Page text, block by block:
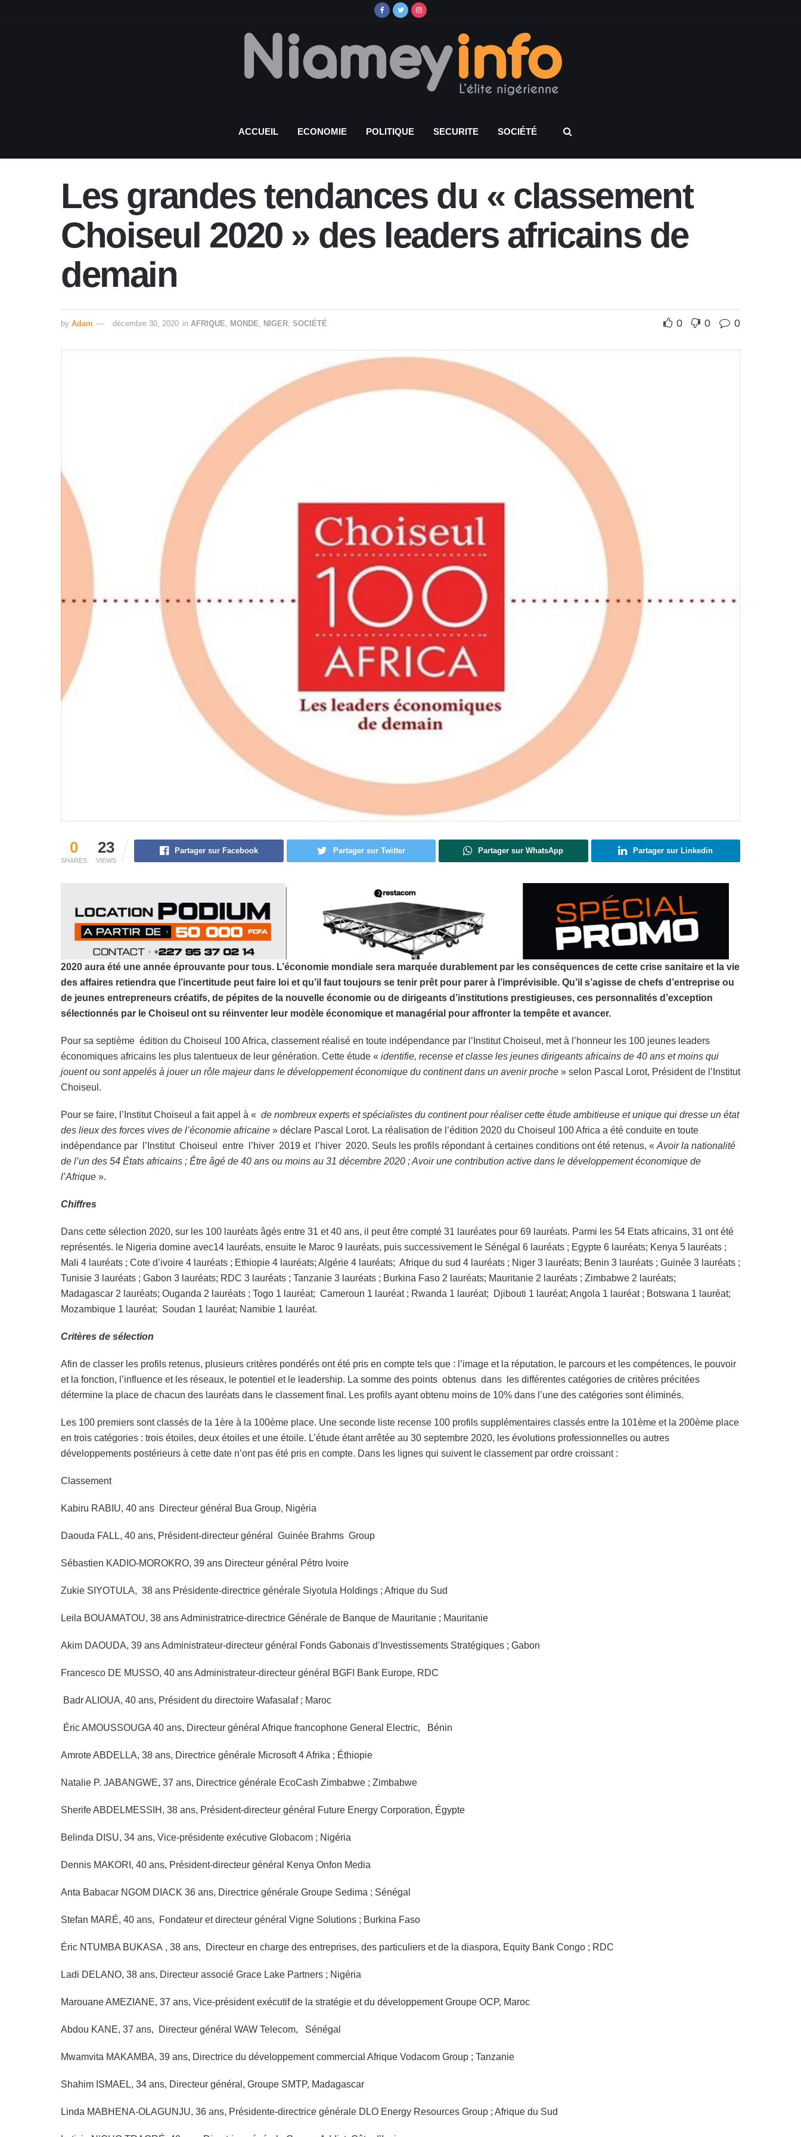
ACCUEIL ECONOMIE POLITIQUE SECURITE SOCIÉTÉ
Les grandes tendances du « classement
Choiseul 2020 » des leaders africains de
demain
by Adam décembre 30, 2020 in AFRIQUE, MONDE, NIGER, SOCIÉTÉ 0 0 0
0
SHARES
23
VIEWS
Partager sur Facebook Partager sur Twitter Partager sur WhatsApp Partager sur Linkedin
2020 aura été une année éprouvante pour tous. L’économie mondiale sera marquée durablement par les conséquences de cette crise sanitaire et la vie
des affaires retiendra que l’incertitude peut faire loi et qu’il faut toujours se tenir prêt pour parer à l’imprévisible. Qu’il s’agisse de chefs d’entreprise ou
de jeunes entrepreneurs créatifs, de pépites de la nouvelle économie ou de dirigeants d’institutions prestigieuses, ces personnalités d’exception
sélectionnés par le Choiseul ont su réinventer leur modèle économique et managérial pour affronter la tempête et avancer.
Pour sa septième édition du Choiseul 100 Africa, classement réalisé en toute indépendance par l’Institut Choiseul, met à l’honneur les 100 jeunes leaders
économiques africains les plus talentueux de leur génération. Cette étude « identifie, recense et classe les jeunes dirigeants africains de 40 ans et moins qui
jouent ou sont appelés à jouer un rôle majeur dans le développement économique du continent dans un avenir proche » selon Pascal Lorot, Président de l’Institut
Choiseul.
Pour se faire, l’Institut Choiseul a fait appel à « de nombreux experts et spécialistes du continent pour réaliser cette étude ambitieuse et unique qui dresse un état
des lieux des forces vives de l’économie africaine » déclare Pascal Lorot. La réalisation de l’édition 2020 du Choiseul 100 Africa a été conduite en toute
indépendance par l’Institut Choiseul entre l’hiver 2019 et l’hiver 2020. Seuls les profils répondant à certaines conditions ont été retenus, « Avoir la nationalité
de l’un des 54 États africains ; Être âgé de 40 ans ou moins au 31 décembre 2020 ; Avoir une contribution active dans le développement économique de
l’Afrique ».
Chiffres
Dans cette sélection 2020, sur les 100 lauréats âgés entre 31 et 40 ans, il peut être compté 31 lauréates pour 69 lauréats. Parmi les 54 Etats africains, 31 ont été
représentés. le Nigeria domine avec14 lauréats, ensuite le Maroc 9 lauréats, puis successivement le Sénégal 6 lauréats ; Egypte 6 lauréats; Kenya 5 lauréats ;
Mali 4 lauréats ; Cote d’ivoire 4 lauréats ; Ethiopie 4 lauréats; Algérie 4 lauréats; Afrique du sud 4 lauréats ; Niger 3 lauréats; Benin 3 lauréats ; Guinée 3 lauréats ;
Tunisie 3 lauréats ; Gabon 3 lauréats; RDC 3 lauréats ; Tanzanie 3 lauréats ; Burkina Faso 2 lauréats; Mauritanie 2 lauréats ; Zimbabwe 2 lauréats;
Madagascar 2 lauréats; Ouganda 2 lauréats ; Togo 1 lauréat; Cameroun 1 lauréat ; Rwanda 1 lauréat; Djibouti 1 lauréat; Angola 1 lauréat ; Botswana 1 lauréat;
Mozambique 1 lauréat; Soudan 1 lauréat; Namibie 1 lauréat.
Critères de sélection
Afin de classer les profils retenus, plusieurs critères pondérés ont été pris en compte tels que : l’image et la réputation, le parcours et les compétences, le pouvoir
et la fonction, l’influence et les réseaux, le potentiel et le leadership. La somme des points obtenus dans les différentes catégories de critères précitées
détermine la place de chacun des lauréats dans le classement final. Les profils ayant obtenu moins de 10% dans l’une des catégories sont éliminés.
Les 100 premiers sont classés de la 1ère à la 100ème place. Une seconde liste recense 100 profils supplémentaires classés entre la 101ème et la 200ème place
en trois catégories : trois étoiles, deux étoiles et une étoile. L’étude étant arrêtée au 30 septembre 2020, les évolutions professionnelles ou autres
développements postérieurs à cette date n’ont pas été pris en compte. Dans les lignes qui suivent le classement par ordre croissant :
Classement
Kabiru RABIU, 40 ans Directeur général Bua Group, Nigéria
Daouda FALL, 40 ans, Président-directeur général Guinée Brahms Group
Sébastien KADIO-MOROKRO, 39 ans Directeur général Pétro Ivoire
Zukie SIYOTULA, 38 ans Présidente-directrice générale Siyotula Holdings ; Afrique du Sud
Leila BOUAMATOU, 38 ans Administratrice-directrice Générale de Banque de Mauritanie ; Mauritanie
Akim DAOUDA, 39 ans Administrateur-directeur général Fonds Gabonais d’Investissements Stratégiques ; Gabon
Francesco DE MUSSO, 40 ans Administrateur-directeur général BGFI Bank Europe, RDC
Badr ALIOUA, 40 ans, Président du directoire Wafasalaf ; Maroc
Éric AMOUSSOUGA 40 ans, Directeur général Afrique francophone General Electric, Bénin
Amrote ABDELLA, 38 ans, Directrice générale Microsoft 4 Afrika ; Éthiopie
Natalie P. JABANGWE, 37 ans, Directrice générale EcoCash Zimbabwe ; Zimbabwe
Sherife ABDELMESSIH, 38 ans, Président-directeur général Future Energy Corporation, Égypte
Belinda DISU, 34 ans, Vice-présidente exécutive Globacom ; Nigéria
Dennis MAKORI, 40 ans, Président-directeur général Kenya Onfon Media
Anta Babacar NGOM DIACK 36 ans, Directrice générale Groupe Sedima ; Sénégal
Stefan MARÉ, 40 ans, Fondateur et directeur général Vigne Solutions ; Burkina Faso
Éric NTUMBA BUKASA , 38 ans, Directeur en charge des entreprises, des particuliers et de la diaspora, Equity Bank Congo ; RDC
Ladi DELANO, 38 ans, Directeur associé Grace Lake Partners ; Nigéria
Marouane AMEZIANE, 37 ans, Vice-président exécutif de la stratégie et du développement Groupe OCP, Maroc
Abdou KANE, 37 ans, Directeur général WAW Telecom, Sénégal
Mwamvita MAKAMBA, 39 ans, Directrice du développement commercial Afrique Vodacom Group ; Tanzanie
Shahim ISMAEL, 34 ans, Directeur général, Groupe SMTP, Madagascar
Linda MABHENA-OLAGUNJU, 36 ans, Présidente-directrice générale DLO Energy Resources Group ; Afrique du Sud